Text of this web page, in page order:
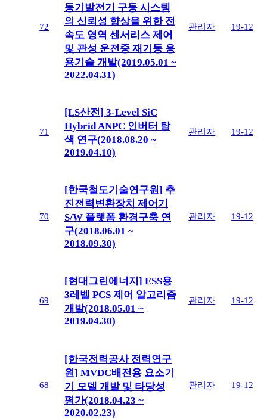
72
동기발전기 구동 시스템
의 신뢰성 향상을 위한 전
속도 영역 센서리스 제어
및 관성 운전중 재기동 응
용기술 개발(2019.05.01 ~
2022.04.31)
관리자 19-12
71
[LS산전] 3-Level SiC
Hybrid ANPC 인버터 탐
색 연구(2018.08.20 ~
2019.04.10)
관리자 19-12
70
[한국철도기술연구원] 추
진전력변환장치 제어기
S/W 플랫폼 환경구축 연
구(2018.06.01 ~
2018.09.30)
관리자 19-12
69
[현대그린에너지] ESS용
3레벨 PCS 제어 알고리즘
개발(2018.05.01 ~
2019.04.30)
관리자 19-12
68
[한국전력공사 전력연구
원] MVDC배전용 요소기
기 모델 개발 및 타당성
평가(2018.04.23 ~
2020.02.23)
관리자 19-12